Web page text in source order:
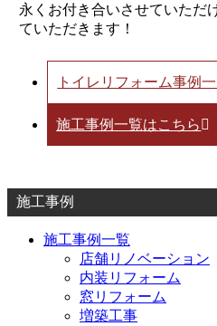
永くお付き合いさせていただ
ていただきます！
トイレリフォーム事例
施工事例一覧はこちら
施工事例
施工事例一覧
店舗リノベーション
内装リフォーム
窓リフォーム
増築工事